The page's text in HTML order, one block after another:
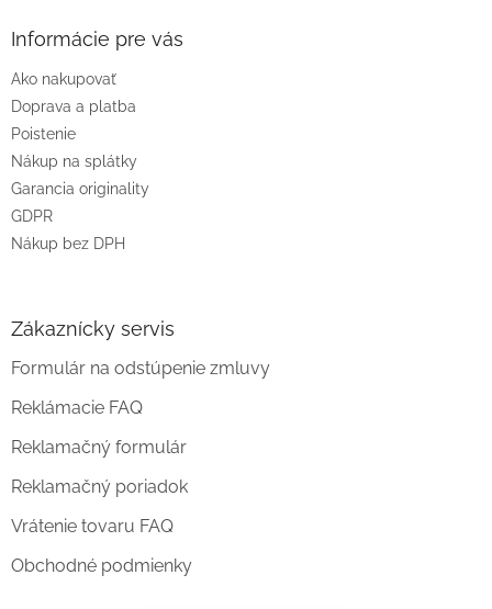
Informácie pre vás
Ako nakupovať
Doprava a platba
Poistenie
Nákup na splátky
Garancia originality
GDPR
Nákup bez DPH
Zákaznícky servis
Formulár na odstúpenie zmluvy
Reklámacie FAQ
Reklamačný formulár
Reklamačný poriadok
Vrátenie tovaru FAQ
Obchodné podmienky